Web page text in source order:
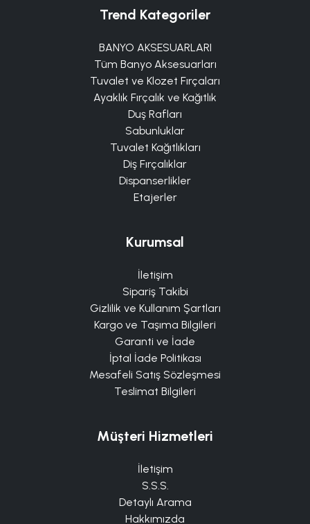
Trend Kategoriler
BANYO AKSESUARLARI
Tüm Banyo Aksesuarları
Tuvalet ve Klozet Fırçaları
Ayaklık Fırçalık ve Kağıtlık
Duş Rafları
Sabunluklar
Tuvalet Kağıtlıkları
Diş Fırçalıklar
Dispanserlikler
Etajerler
Kurumsal
İletişim
Sipariş Takibi
Gizlilik ve Kullanım Şartları
Kargo ve Taşıma Bilgileri
Garanti ve İade
İptal İade Politikası
Mesafeli Satış Sözleşmesi
Teslimat Bilgileri
Müşteri Hizmetleri
İletişim
S.S.S.
Detaylı Arama
Hakkımızda